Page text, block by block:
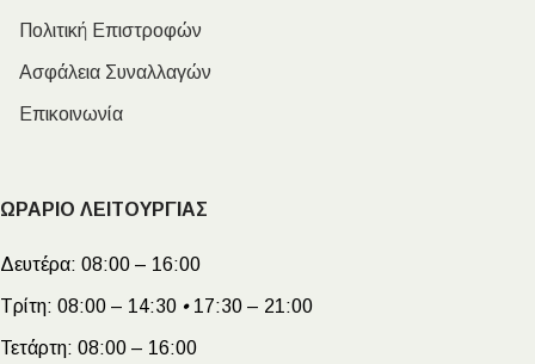
Πολιτική Επιστροφών
Ασφάλεια Συναλλαγών
Επικοινωνία
ΩΡΑΡΙΟ ΛΕΙΤΟΥΡΓΙΑΣ
Δευτέρα: 08:00 – 16:00
Τρίτη: 08:00 – 14:30 •17:30 – 21:00
Τετάρτη: 08:00 – 16:00